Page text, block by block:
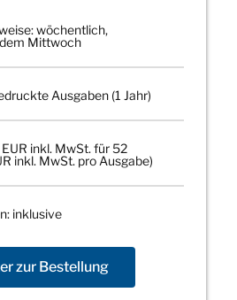
wöchentlich,
Mittwoch
Ausgaben (1 Jahr)
inkl. MwSt. für 52
inkl. MwSt. pro Ausgabe)
inklusive
zur Bestellung